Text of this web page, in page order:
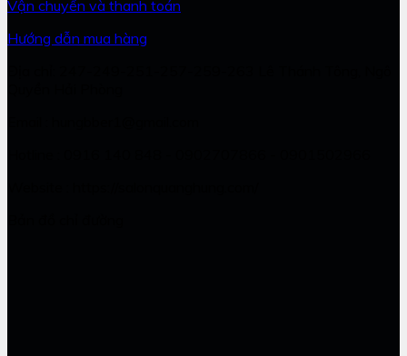
Vận chuyển và thanh toán
Hướng dẫn mua hàng